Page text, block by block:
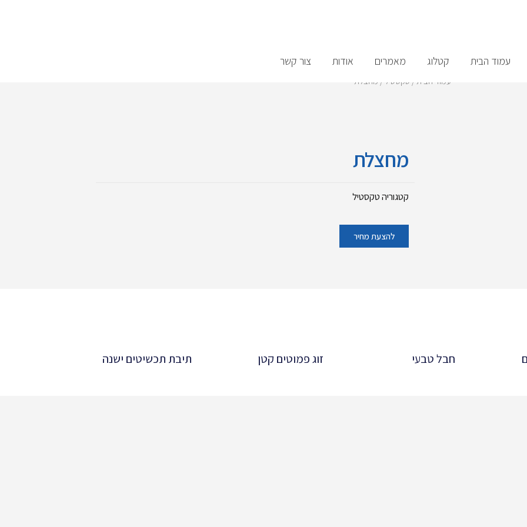
עמוד הבית קטלוג מאמרים אודות צור קשר
עמוד הבית/ טקסטיל / מחצלת
מחצלת
קטגוריהטקסטיל
להצעת מחיר
חבל טבעי זוג פמוטים קטן תיבת תכשיטים ישנה